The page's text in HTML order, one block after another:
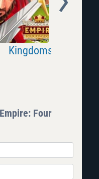
Four